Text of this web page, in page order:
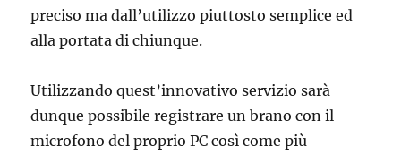
preciso ma dall’utilizzo piuttosto semplice ed
alla portata di chiunque.
Utilizzando quest’innovativo servizio sarà
dunque possibile registrare un brano con il
microfono del proprio PC così come più